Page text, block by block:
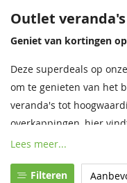
Outlet
Geniet van kortingen
Deze superdeals op
om te genieten van het
veranda's tot
overkappingen, hier
er snel bij en breidt uw
Lees meer...
Filteren